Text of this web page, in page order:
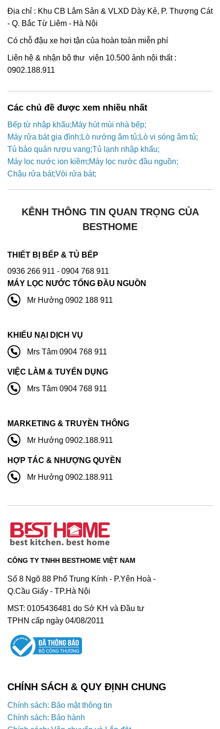
Địa chỉ : Khu CB Lâm Sản & VLXD Dày Kẻ, P. Thượng Cát
- Q. Bắc Từ Liêm - Hà Nội
Có chỗ đậu xe hơi tận của hoàn toàn miễn phí
Liên hệ & nhận bộ thư viện 10.500 ảnh nội thất :
0902.188.911
Các chủ đề được xem nhiều nhất
Bếp từ nhập khẩu Máy hút mùi nhà bếp
Máy rửa bát gia đình Lò nướng âm tủ Lò vi sóng âm tủ
Tủ bảo quản rượu vang Tủ lạnh nhập khẩu
Máy lọc nước ion kiềm Máy lọc nước đầu nguồn
Chậu rửa bát Vòi rửa bát
KÊNH THÔNG TIN QUAN TRỌNG CỦA
BESTHOME
THIẾT BỊ BẾP & TỦ BẾP
0936 266 911 - 0904 768 911
MÁY LỌC NƯỚC TỔNG ĐẦU NGUỒN
Mr Hưởng 0902 188 911
KHIẾU NẠI DỊCH VỤ
Mrs Tâm 0904 768 911
VIỆC LÀM & TUYỂN DỤNG
Mrs Tâm 0904 768 911
MARKETING & TRUYỀN THÔNG
Mr Hưởng 0902.188.911
HỢP TÁC & NHƯỢNG QUYỀN
Mr Hưởng 0902.188.911
CÔNG TY TNHH BESTHOME VIỆT NAM
Số 8 Ngõ 88 Phố Trung Kính - P.Yên Hoà -
Q.Cầu Giấy - TP.Hà Nội
MST: 0105436481 do Sở KH và Đầu tư
TPHN cấp ngày 04/08/2011
CHÍNH SÁCH & QUY ĐỊNH CHUNG
Chính sách: Bảo mật thông tin
Chính sách: Bảo hành